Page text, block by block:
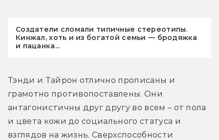
Создатели сломали типичные стереотипы.
Кинжал, хоть и из богатой семьи — бродяжка
и пацанка...
Тэнди и Тайрон отлично прописаны и
грамотно противопоставлены. Они
антагонистичны друг другу во всем – от пола
и цвета кожи до социального статуса и
взглядов на жизнь. Сверхспособности